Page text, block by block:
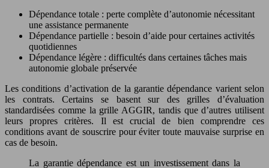
Dépendance totale : perte complète d’autonomie nécessitant
une assistance permanente
Dépendance partielle : besoin d’aide pour certaines activités
quotidiennes
Dépendance légère : difficultés dans certaines tâches mais
autonomie globale préservée
Les conditions d’activation de la garantie dépendance varient selon
les contrats. Certains se basent sur des grilles d’évaluation
standardisées comme la grille AGGIR, tandis que d’autres utilisent
leurs propres critères. Il est crucial de bien comprendre ces
conditions avant de souscrire pour éviter toute mauvaise surprise en
cas de besoin.
La garantie dépendance est un investissement dans la